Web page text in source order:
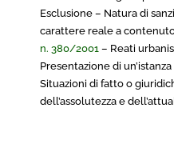
Esclusione – Natura di
carattere reale a
n. 380/2001 – Reati
Presentazione di
Situazioni di fatto o
dell’assolutezza e